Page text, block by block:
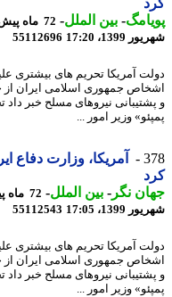
-بین الملل-
17:20
55112696
آمریکا تحریم های بیشتری علیه
جمهوری اسلامی ایران از جمله
نیروهای مسلح خبر داد
وزیر امور ...
آمریکا، وزارت دفاع ایران
نگر -بین الملل-
17:05
55112543
آمریکا تحریم های بیشتری علیه
جمهوری اسلامی ایران از جمله
نیروهای مسلح خبر داد
وزیر امور ...